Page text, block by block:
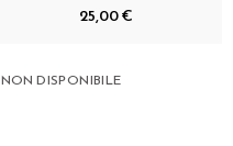
25,00 €
NON DISPONIBILE